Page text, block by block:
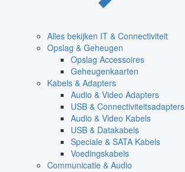
Alles bekijken IT & Connectiviteit
Opslag & Geheugen
Opslag Accessoires
Geheugenkaarten
Kabels & Adapters
Audio & Video Adapters
USB & Connectiviteitsadapters
Audio & Video Kabels
USB & Datakabels
Speciale & SATA Kabels
Voedingskabels
Communicatie & Audio